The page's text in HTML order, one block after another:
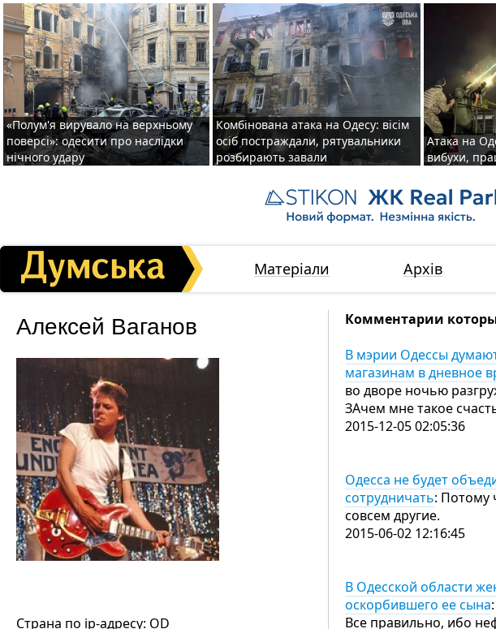
«Полум'я вирувало на верхньому
поверсі»: одесити про наслідки
нічного удару
Комбінована атака на Одесу: вісім
осіб постраждали, рятувальники
розбирають завали
Атака на
вибухи,
Матеріали Архів
Алексей Ваганов
Страна по ip-адресу: OD
Комментарии
В мэрии Одессы
магазинам в дневное
во дворе ночью
ЗАчем мне такое
2015-12-05 02:05:36
Одесса не будет
сотрудничать: Потому
совсем другие.
2015-06-02 12:16:45
В Одесской области
оскорбившего ее сына
Все правильно, ибо